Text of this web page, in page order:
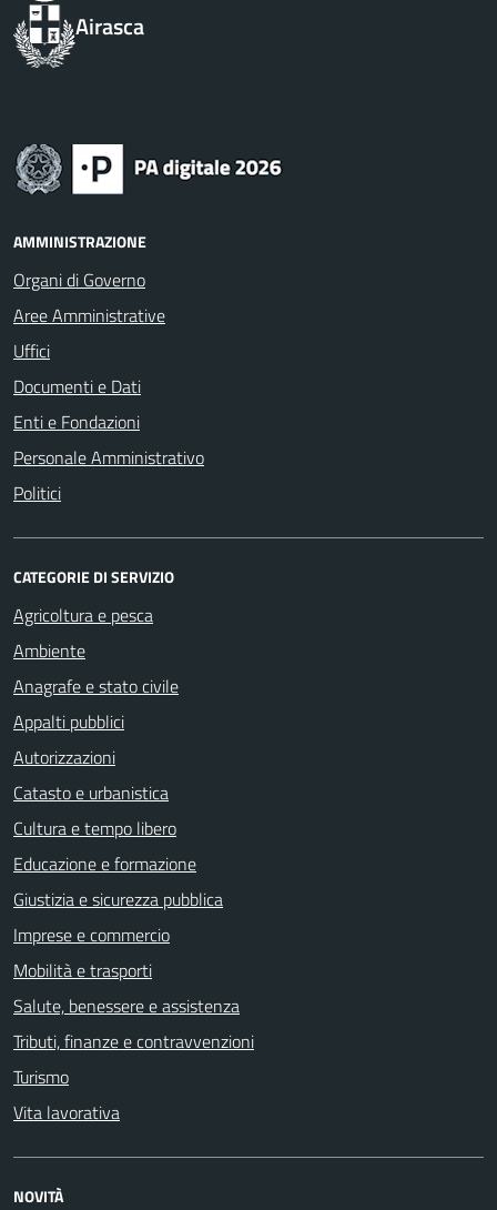
Airasca
AMMINISTRAZIONE
Organi di Governo
Aree Amministrative
Uffici
Documenti e Dati
Enti e Fondazioni
Personale Amministrativo
Politici
CATEGORIE DI SERVIZIO
Agricoltura e pesca
Ambiente
Anagrafe e stato civile
Appalti pubblici
Autorizzazioni
Catasto e urbanistica
Cultura e tempo libero
Educazione e formazione
Giustizia e sicurezza pubblica
Imprese e commercio
Mobilità e trasporti
Salute, benessere e assistenza
Tributi, finanze e contravvenzioni
Turismo
Vita lavorativa
NOVITÀ